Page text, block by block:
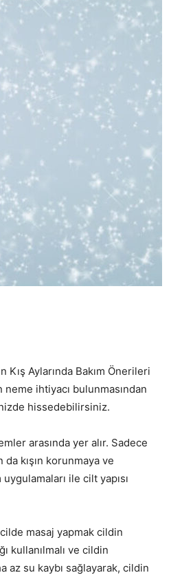
Aylarında Bakım Önerileri
neme ihtiyacı bulunmasından
hissedebilirsiniz.
arasında yer alır. Sadece
kışın korunmaya ve
ile cilt yapısı
masaj yapmak cildin
kullanılmalı ve cildin
az su kaybı sağlayarak, cildin